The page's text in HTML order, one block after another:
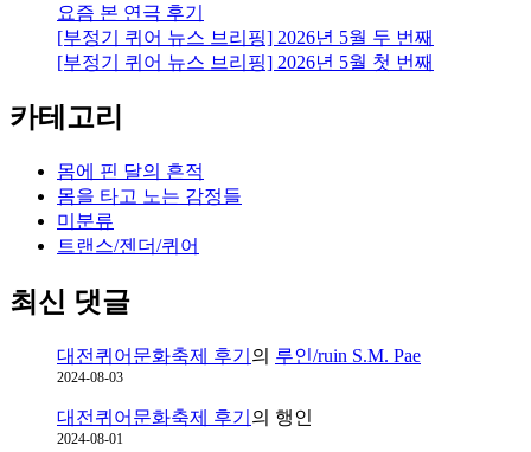
요즘 본 연극 후기
[부정기 퀴어 뉴스 브리핑] 2026년 5월 두 번째
[부정기 퀴어 뉴스 브리핑] 2026년 5월 첫 번째
카테고리
몸에 핀 달의 흔적
몸을 타고 노는 감정들
미분류
트랜스/젠더/퀴어
최신 댓글
대전퀴어문화축제 후기 의 루인/ruin S.M. Pae
2024-08-03
대전퀴어문화축제 후기 의 행인
2024-08-01